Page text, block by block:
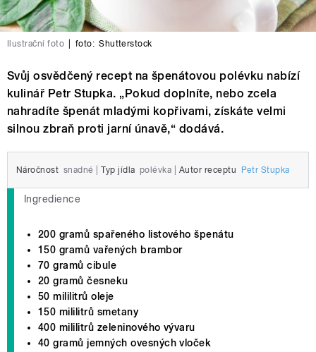
Ilustrační foto foto: Shutterstock
Svůj osvědčený recept na špenátovou polévku nabízí
kulinář Petr Stupka. „Pokud doplníte, nebo zcela
nahradíte špenát mladými kopřivami, získáte velmi
silnou zbraň proti jarní únavě,“ dodává.
Náročnost snadné Typ jídla polévka Autor receptu Petr Stupka
Ingredience
200 gramů spařeného listového špenátu
150 gramů vařených brambor
70 gramů cibule
20 gramů česneku
50 mililitrů oleje
150 mililitrů smetany
400 mililitrů zeleninového vývaru
40 gramů jemných ovesných vloček